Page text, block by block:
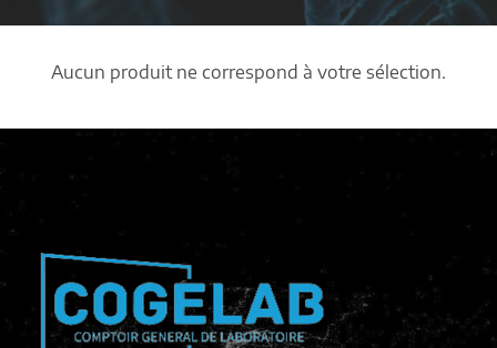
Aucun produit ne correspond à votre sélection.